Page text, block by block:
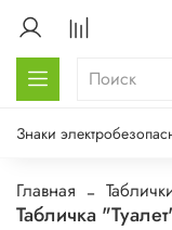
Знаки
Главная
Табличка